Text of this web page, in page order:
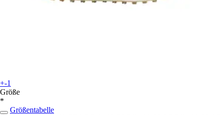
+-1
Größe
*
Größentabelle